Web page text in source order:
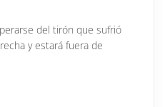
del tirón que sufrió
y estará fuera de